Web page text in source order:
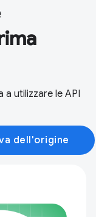
a utilizzare le API
dell'origine